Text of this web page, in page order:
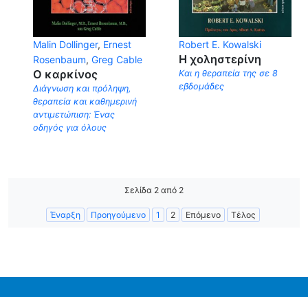
Malin Dollinger, Ernest
Rosenbaum, Greg Cable
Ο καρκίνος
Διάγνωση και πρόληψη,
θεραπεία και καθημερινή
αντιμετώπιση: Ένας
οδηγός για όλους
Robert Ε. Kowalski
Η χοληστερίνη
Kαι η θεραπεία της σε 8
εβδομάδες
Σελίδα 2 από 2
Έναρξη Προηγούμενο 1 2 Επόμενο Τέλος